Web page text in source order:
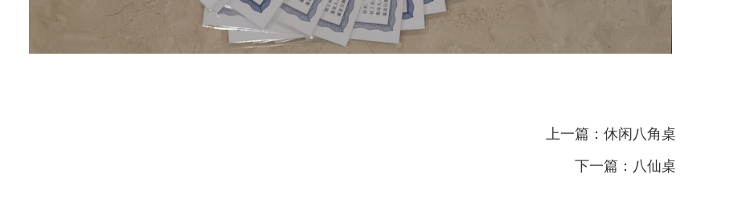
上一篇： 休闲八角桌
下一篇： 八仙桌